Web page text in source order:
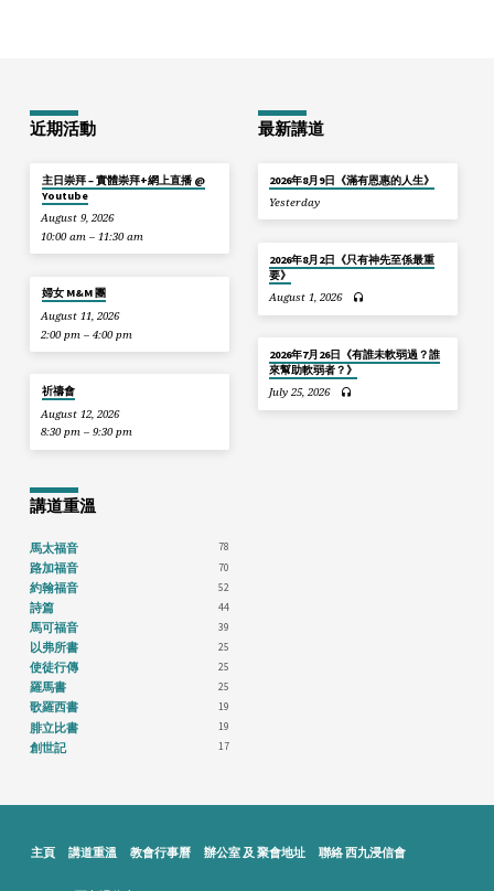
近期活動
主日崇拜 – 實體崇拜+網上直播 @
Youtube
August 9, 2026
10:00 am – 11:30 am
婦女 M&M 團
August 11, 2026
2:00 pm – 4:00 pm
祈禱會
August 12, 2026
8:30 pm – 9:30 pm
最新講道
2026年8月9日《滿有恩惠的人生》
Yesterday
2026年8月2日《只有神先至係最重
要》
August 1, 2026
2026年7月26日《有誰未軟弱過？誰
來幫助軟弱者？》
July 25, 2026
講道重溫
馬太福音 78
路加福音 70
約翰福音 52
詩篇 44
馬可福音 39
以弗所書 25
使徒行傳 25
羅馬書 25
歌羅西書 19
腓立比書 19
創世記 17
主頁 講道重溫 教會行事曆 辦公室 及 聚會地址 聯絡 西九浸信會